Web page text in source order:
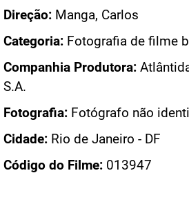
Direção: Manga, Carlos
Categoria: Fotografia de filme
Companhia Produtora:
S.A.
Fotografia: Fotógrafo não
Cidade: Rio de Janeiro - DF
Código do Filme: 013947